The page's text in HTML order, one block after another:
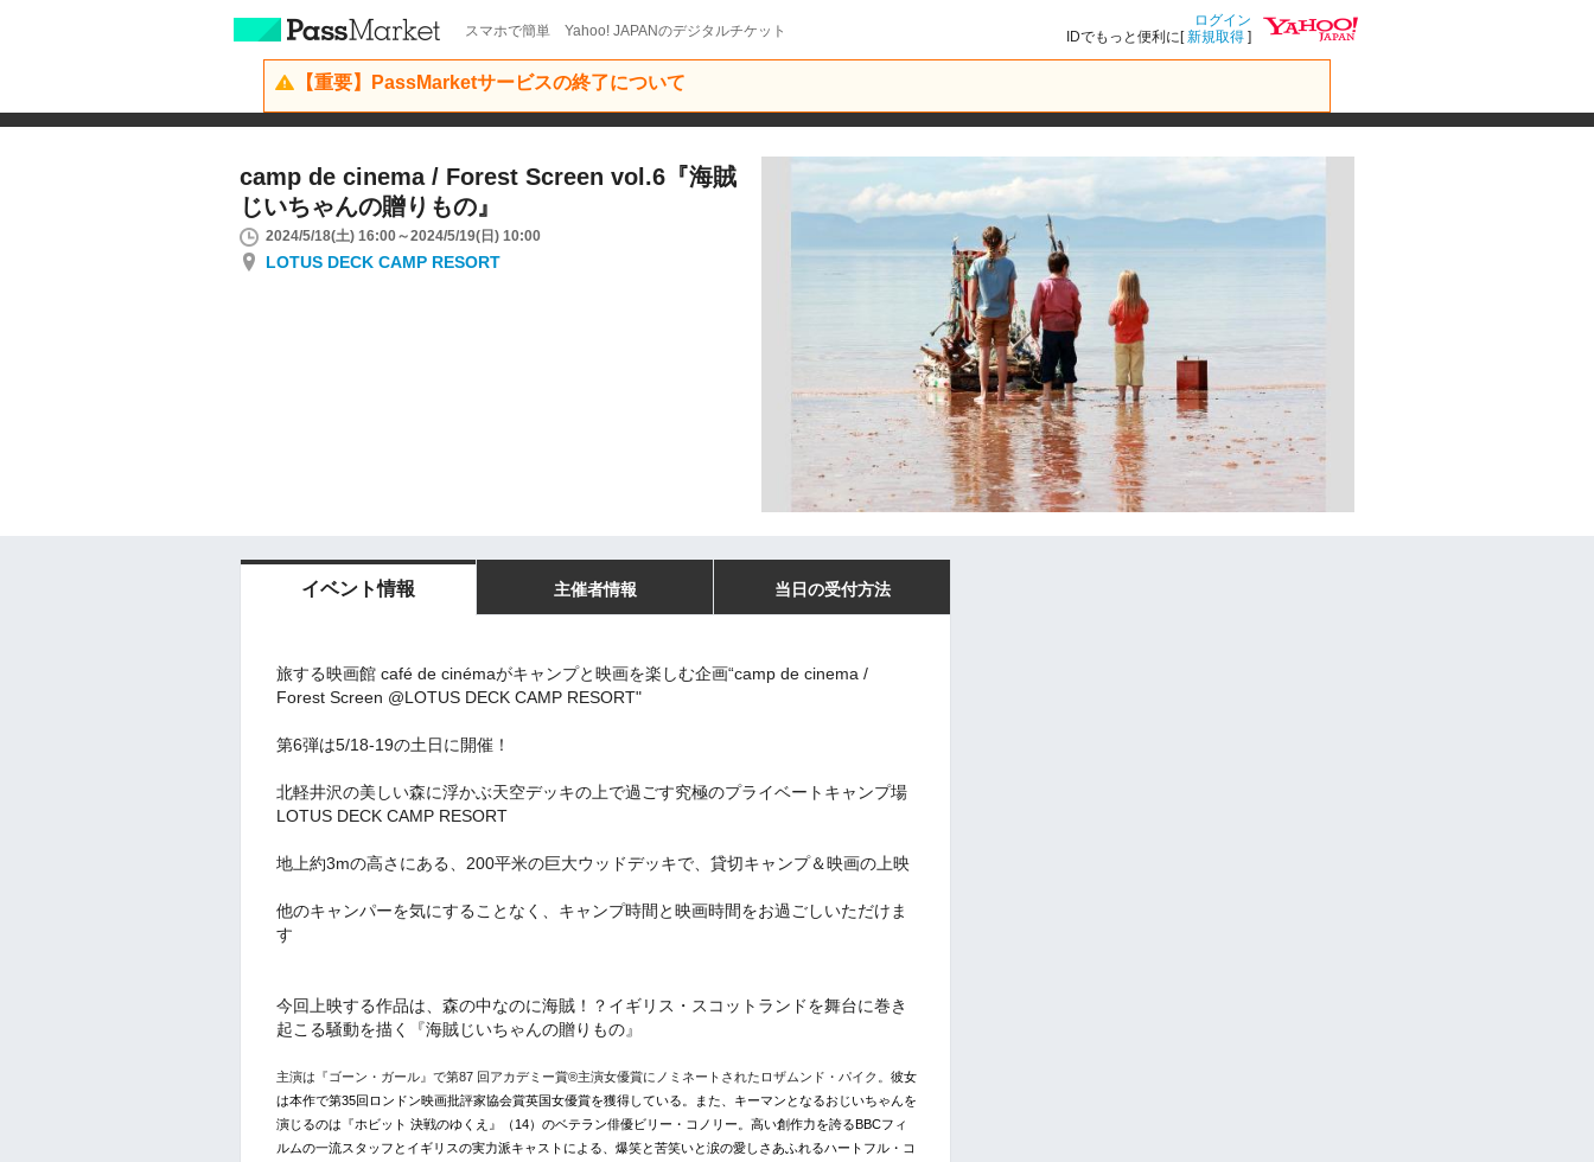
スマホで簡単 Yahoo! JAPANのデジタルチケット
ログイン
IDでもっと便利に[新規取得 ]
【重要】PassMarketサービスの終了について
camp de cinema / Forest Screen vol.6『海賊
じいちゃんの贈りもの』
2024/5/18(土) 16:00～2024/5/19(日) 10:00
LOTUS DECK CAMP RESORT
イベント情報 主催者情報 当日の受付方法
旅する映画館 café de cinémaがキャンプと映画を楽しむ企画“camp de cinema /
Forest Screen @LOTUS DECK CAMP RESORT"
第6弾は5/18-19の土日に開催！
北軽井沢の美しい森に浮かぶ天空デッキの上で過ごす究極のプライベートキャンプ場
LOTUS DECK CAMP RESORT
地上約3mの高さにある、200平米の巨大ウッドデッキで、貸切キャンプ＆映画の上映
他のキャンパーを気にすることなく、キャンプ時間と映画時間をお過ごしいただけま
す
今回上映する作品は、森の中なのに海賊！？イギリス・スコットランドを舞台に巻き
起こる騒動を描く『海賊じいちゃんの贈りもの』
主演は『ゴーン・ガール』 で第87 回アカデミー賞®主演女優賞にノミネートされたロザムンド・パイク。 彼女
は本作で第35回ロンドン映画批評家協会賞英国女優賞を獲得している。また、キーマンとなるおじいちゃんを
演じるのは『ホビット 決戦のゆくえ』（14）のベテラン俳優ビリー・コノリー。高い創作力を誇るBBCフィ
ルムの一流スタッフとイギリスの実力派キャストによる、爆笑と苦笑いと涙の愛しさあふれるハートフル・コ